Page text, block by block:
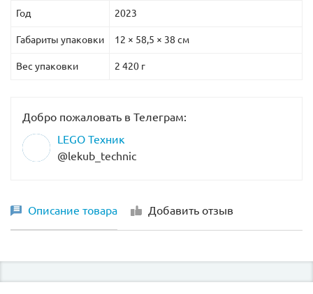
Год 2023
Габариты упаковки 12 × 58,5 × 38 см
Вес упаковки 2 420 г
Добро пожаловать в Телеграм:
LEGO Техник
@lekub_technic
Описание товара Добавить отзыв